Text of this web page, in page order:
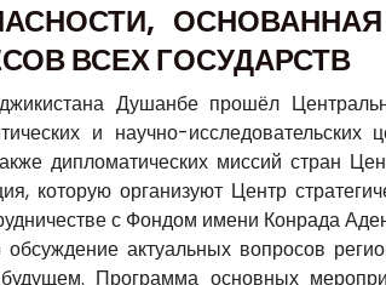
ВСЕХ ГОСУДАРСТВ
Душанбе прошёл
и научно-исследовательских
дипломатических миссий стран
которую организуют Центр
с Фондом имени Конрада
актуальных вопросов
Программа основных